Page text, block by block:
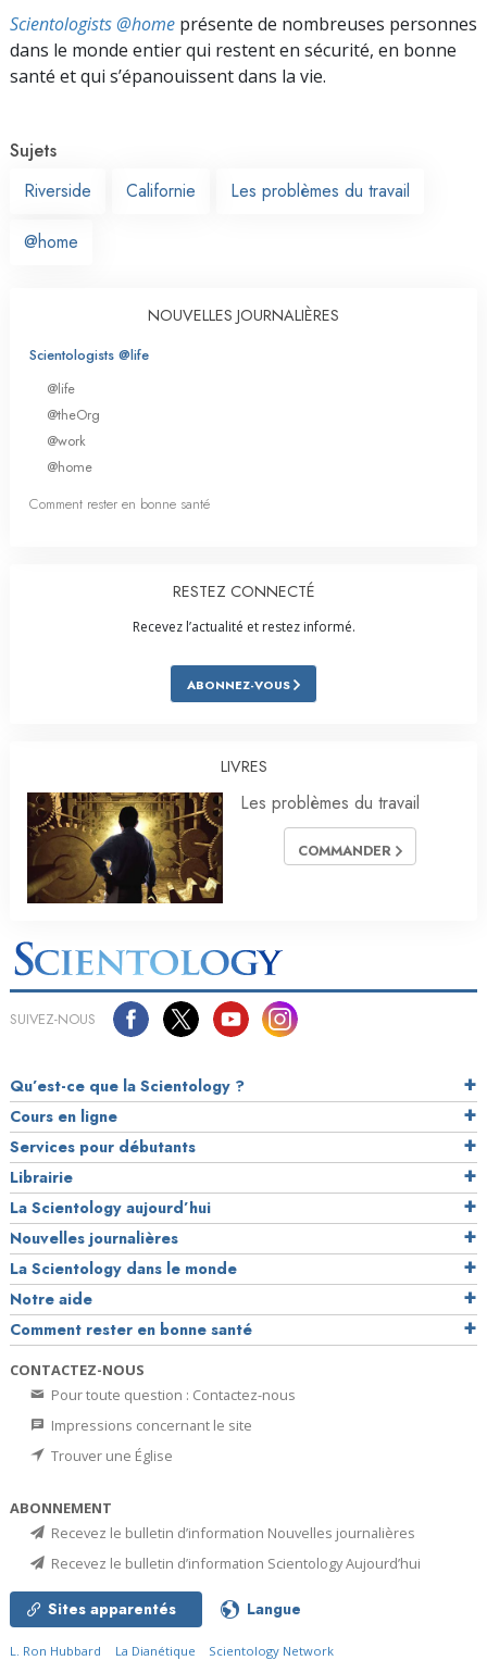
Scientologists @home présente de nombreuses personnes
dans le monde entier qui restent en sécurité, en bonne
santé et qui s’épanouissent dans la vie.
Sujets
Riverside
Californie Les problèmes du travail
@home
NOUVELLES JOURNALIÈRES
Scientologists @life
@life
@theOrg
@work
@home
Comment rester en bonne santé
RESTEZ CONNECTÉ
Recevez l’actualité et restez informé.
ABONNEZ-VOUS
LIVRES
Les problèmes du travail
COMMANDER
SUIVEZ-NOUS
Qu’est-ce que la Scientology ?
Cours en ligne
Services pour débutants
Librairie
La Scientology aujourd’hui
Nouvelles journalières
La Scientology dans le monde
Notre aide
Comment rester en bonne santé
CONTACTEZ-NOUS
Pour toute question : Contactez-nous
Impressions concernant le site
Trouver une Église
ABONNEMENT
Recevez le bulletin d’information Nouvelles journalières
Recevez le bulletin d’information Scientology Aujourd’hui
Sites apparentés Langue
L. Ron Hubbard La Dianétique
Scientology Network